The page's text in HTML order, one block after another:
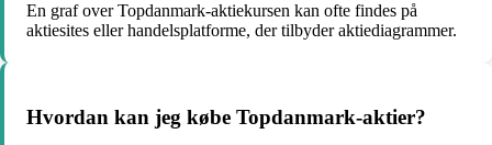
En graf over Topdanmark-aktiekursen kan ofte findes på
aktiesites eller handelsplatforme, der tilbyder aktiediagrammer.
Hvordan kan jeg købe Topdanmark-aktier?